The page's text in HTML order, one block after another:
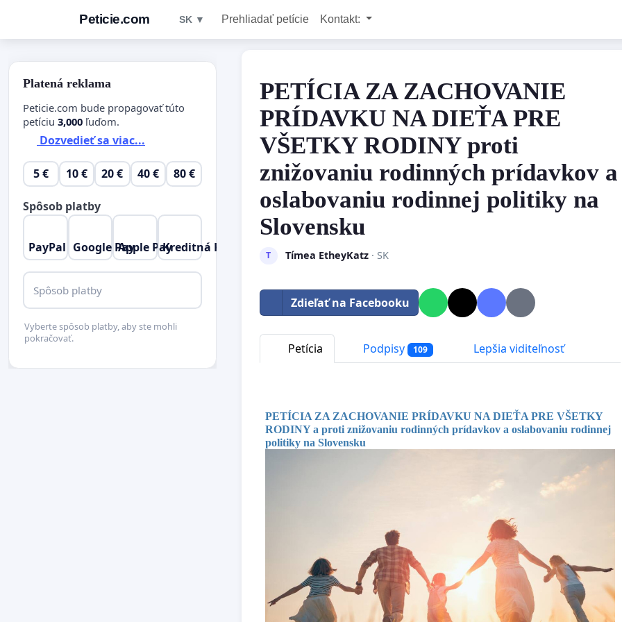
Peticie.com SK ▼ Prehliadať petície Kontakt:
PETÍCIA ZA ZACHOVANIE
PRÍDAVKU NA DIEŤA PRE
VŠETKY RODINY proti
znižovaniu rodinných prídavkov a
oslabovaniu rodinnej politiky na
Slovensku
T Tímea EtheyKatz· SK
Zdieľať na Facebooku
Petícia Podpisy 109 Lepšia viditeľnosť
PETÍCIA ZA ZACHOVANIE PRÍDAVKU NA DIEŤA PRE VŠETKY
RODINY a proti znižovaniu rodinných prídavkov a oslabovaniu rodinnej
politiky na Slovensku
Platená reklama
Peticie.com bude propagovať túto
petíciu 3,000 ľuďom.
Dozvedieť sa viac...
5 € 10 € 20 € 40 € 80 €
Spôsob platby
PayPal Google PayApple PayKreditná Karta
Spôsob platby
Vyberte spôsob platby, aby ste mohli
pokračovať.